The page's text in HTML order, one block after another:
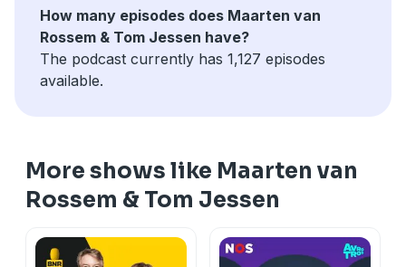
How many episodes does Maarten van
Rossem & Tom Jessen have?
The podcast currently has 1,127 episodes
available.
More shows like Maarten van
Rossem & Tom Jessen